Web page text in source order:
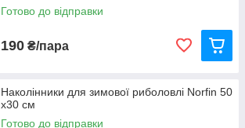
Готово до відправки
190 ₴/пара
Наколінники для зимової риболовлі Norfin 50
х30 см
Готово до відправки